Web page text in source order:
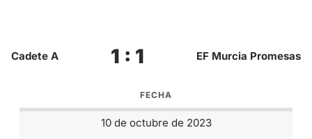
Cadete A 1 : 1 EF Murcia Promesas
FECHA
10 de octubre de 2023